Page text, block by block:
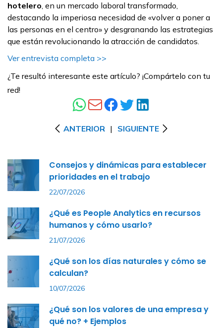
hotelero, en un mercado laboral transformado,
destacando la imperiosa necesidad de «volver a poner a
las personas en el centro» y desgranando las estrategias
que están revolucionando la atracción de candidatos.
Ver entrevista completa >>
¿Te resultó interesante este artículo? ¡Compártelo con tu
red!
ANTERIOR | SIGUIENTE
Consejos y dinámicas para establecer
prioridades en el trabajo
22/07/2026
¿Qué es People Analytics en recursos
humanos y cómo usarlo?
21/07/2026
¿Qué son los días naturales y cómo se
calculan?
10/07/2026
¿Qué son los valores de una empresa y
qué no? + Ejemplos